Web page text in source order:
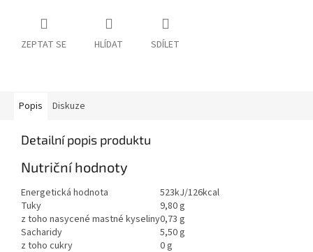
ZEPTAT SE HLÍDAT SDÍLET
Popis Diskuze
Detailní popis produktu
Nutriční hodnoty
Energetická hodnota
523kJ/126kcal
Tuky
9,80 g
z toho nasycené mastné kyseliny0,73 g
Sacharidy
5,50 g
z toho cukry
0 g